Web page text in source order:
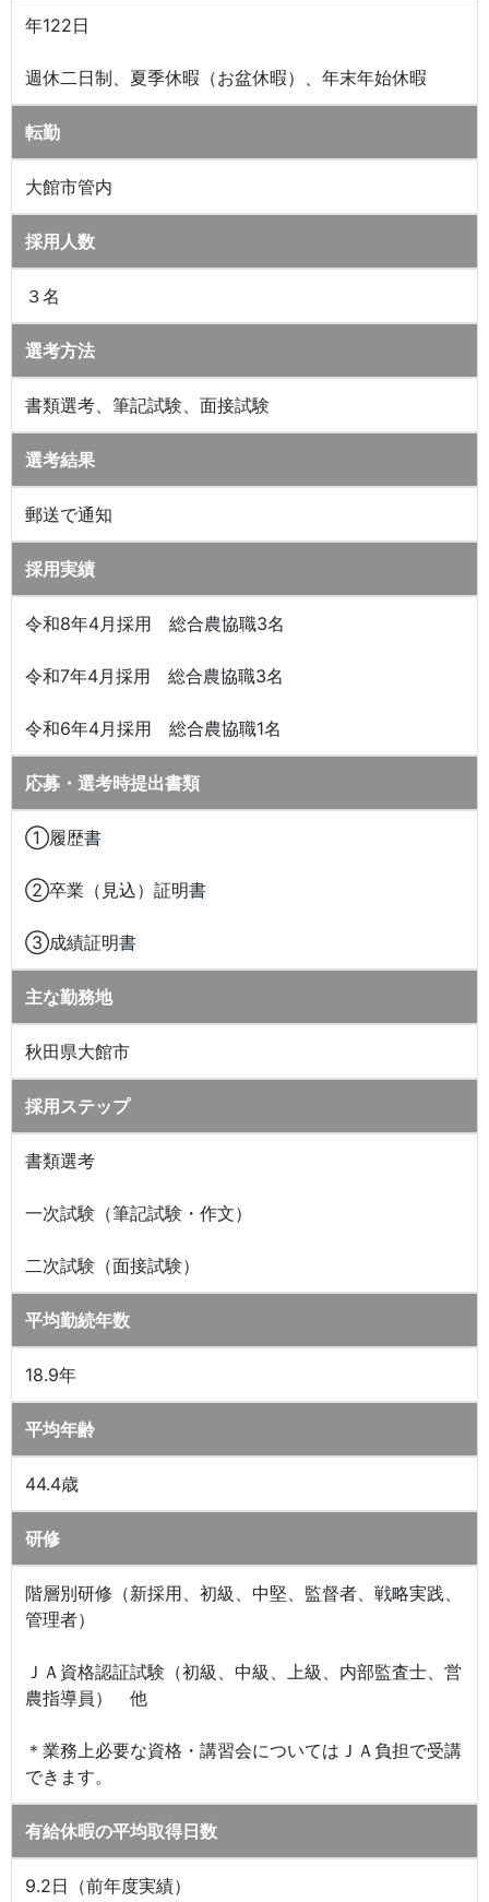
年122日
週休二日制、夏季休暇（お盆休暇）、年末年始休暇
転勤
大館市管内
採用人数
３名
選考方法
書類選考、筆記試験、面接試験
選考結果
郵送で通知
採用実績
令和8年4月採用 総合農協職3名
令和7年4月採用 総合農協職3名
令和6年4月採用 総合農協職1名
応募・選考時提出書類
①履歴書
②卒業（見込）証明書
③成績証明書
主な勤務地
秋田県大館市
採用ステップ
書類選考
一次試験（筆記試験・作文）
二次試験（面接試験）
平均勤続年数
18.9年
平均年齢
44.4歳
研修
階層別研修（新採用、初級、中堅、監督者、戦略実践、
管理者）
ＪＡ資格認証試験（初級、中級、上級、内部監査士、営
農指導員） 他
＊業務上必要な資格・講習会についてはＪＡ負担で受講
できます。
有給休暇の平均取得日数
9.2日（前年度実績）